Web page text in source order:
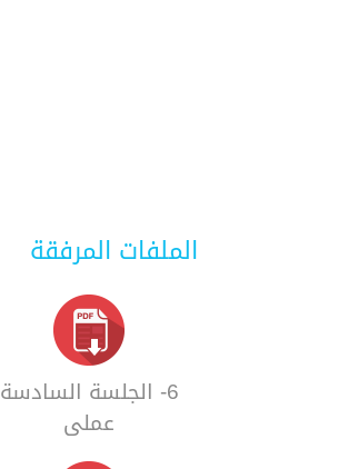
الملفات المرفقة
6- الجلسة السادسة
عملي